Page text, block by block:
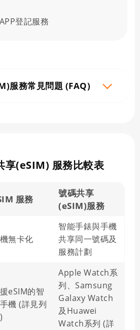
登記服務
服務常見問題 (FAQ)
享(eSIM) 服務比較表
服務
號碼共享
(eSIM)服務
無卡化
智能手錶與手機
共享同一號碼及
服務計劃
eSIM的智
機 (詳見列
Apple Watch系
列、Samsung
Galaxy Watch
及Huawei
Watch系列 (詳